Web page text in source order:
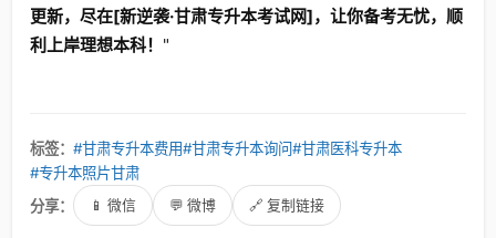
更新，尽在[新逆袭·甘肃专升本考试网]，让你备考无忧，顺
利上岸理想本科！ "
标签： #甘肃专升本费用#甘肃专升本询问#甘肃医科专升本
#专升本照片甘肃
分享：
📱 微信 💬 微博 🔗 复制链接